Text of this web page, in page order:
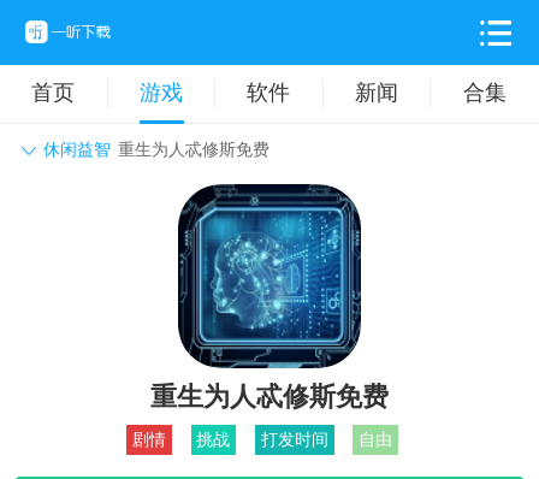
首页 游戏 软件 新闻 合集
休闲益智 重生为人忒修斯免费
动作格斗 休闲益智
卡牌对战 音乐舞蹈
挂机养成
重生为人忒修斯免费
剧情 挑战 打发时间 自由